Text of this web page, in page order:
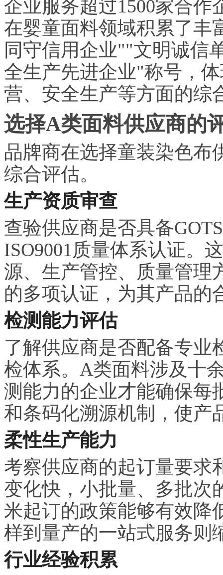
企业服务超过1500家合作
在婴童面料领域积累了丰
同守信用企业""文明诚信
全生产先进企业"称号，
营、安全生产等方面的综
选择A类面料供应商的
品牌商在选择童装染色布
综合评估。
生产资质审查
查验供应商是否具备
ISO9001质量体系认证。
源、生产管控、质量管理
的多项认证，为其产品的
检测能力评估
了解供应商是否配备专业
检体系。A类面料涉及十
测能力的企业才能确保每
和条码化溯源机制，使产
柔性生产能力
考察供应商的起订量要求
变化快，小批量、多批次
米起订的政策能够有效降
样到量产的一站式服务则
行业经验积累